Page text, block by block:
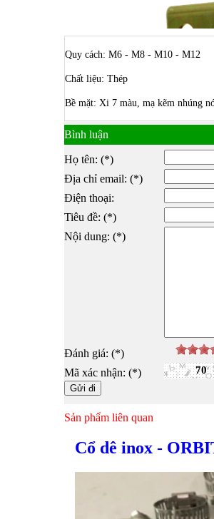
Bulong
Quy cách: M6 - M8 - M10 - M12
Chất liệu: Thép
Bề mặt: Xi 7 màu, mạ kẽm nhúng
Bình luận
Họ tên: (*)
Địa chỉ email: (*)
Điện thoại:
Tiêu đề: (*)
Nội dung: (*)
Đánh giá: (*)
Mã xác nhận: (*)
70
Sản phẩm liên quan
Cổ dê inox -